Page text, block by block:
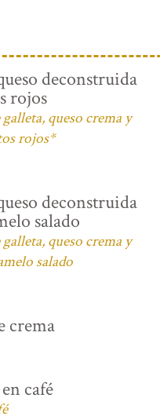
deconstruida
rojos
queso crema y
rojos*
deconstruida
salado
queso crema y
salado
crema
café